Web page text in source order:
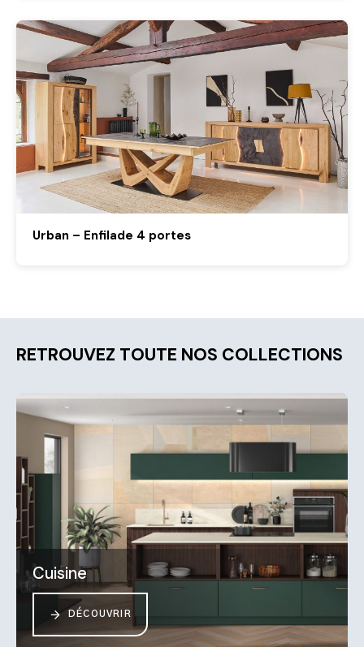
Urban – Enfilade 4 portes
RETROUVEZ TOUTE NOS COLLECTIONS
Cuisine
DÉCOUVRIR